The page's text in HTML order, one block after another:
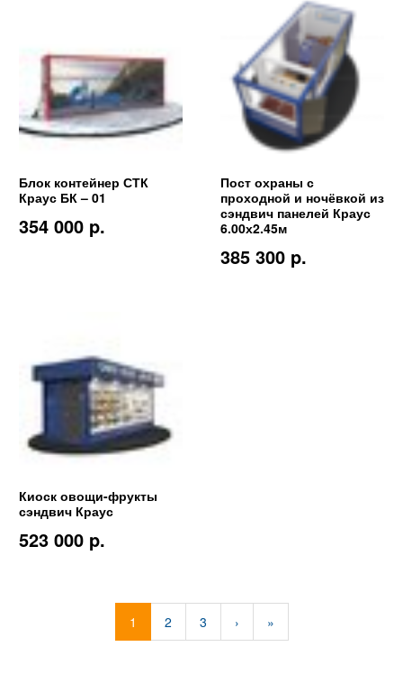
Блок контейнер СТК
Краус БК – 01
354 000 p.
Пост охраны с
проходной и ночёвкой из
сэндвич панелей Краус
6.00х2.45м
385 300 p.
Киоск овощи-фрукты
сэндвич Краус
523 000 p.
1 2 3 › »